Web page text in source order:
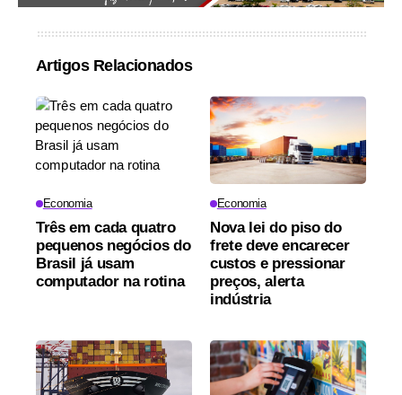
Artigos Relacionados
Economia
Três em cada quatro
pequenos negócios do
Brasil já usam
computador na rotina
Economia
Nova lei do piso do
frete deve encarecer
custos e pressionar
preços, alerta
indústria